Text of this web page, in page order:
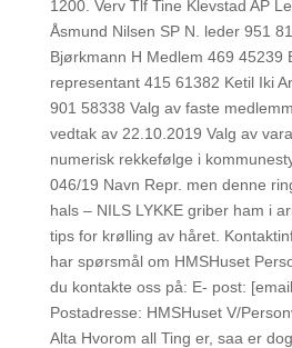
1200. Verv Tlf Tine Klevstad AP
Åsmund Nilsen SP N. leder 951
Bjørkmann H Medlem 469 45239
representant 415 61382 Ketil Iki
901 58338 Valg av faste
vedtak av 22.10.2019 Valg av
numerisk rekkefølge i
046/19 Navn Repr. men denne
hals – NILS LYKKE griber ham i
tips for krølling av håret.
har spørsmål om HMSHuset
du kontakte oss på: E- post:
Postadresse: HMSHuset V/
Alta Hvorom all Ting er, saa er